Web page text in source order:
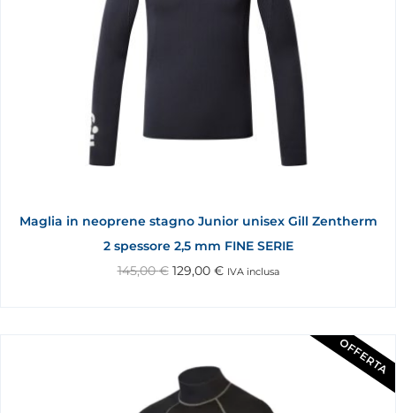
Maglia in neoprene stagno Junior unisex Gill Zentherm
2 spessore 2,5 mm FINE SERIE
145,00€ 129,00 € IVA inclusa
OFFERTA